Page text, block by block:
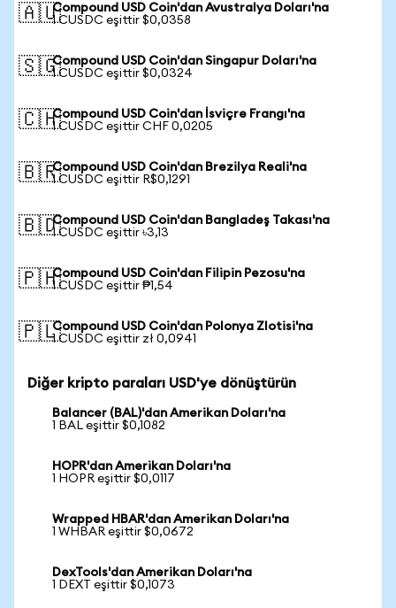
🇦🇺Compound USD Coin'dan Avustralya Doları'na
1 CUSDC eşittir $0,0358
🇸🇬Compound USD Coin'dan Singapur Doları'na
1 CUSDC eşittir $0,0324
🇨🇭Compound USD Coin'dan İsviçre Frangı'na
1 CUSDC eşittir CHF 0,0205
🇧🇷Compound USD Coin'dan Brezilya Reali'na
1 CUSDC eşittir R$0,1291
🇧🇩Compound USD Coin'dan Bangladeş Takası'na
1 CUSDC eşittir ৳3,13
🇵🇭Compound USD Coin'dan Filipin Pezosu'na
1 CUSDC eşittir ₱1,54
🇵🇱Compound USD Coin'dan Polonya Zlotisi'na
1 CUSDC eşittir zł 0,0941
Diğer kripto paraları USD'ye dönüştürün
Balancer (BAL)'dan Amerikan Doları'na
1 BAL eşittir $0,1082
HOPR'dan Amerikan Doları'na
1 HOPR eşittir $0,0117
Wrapped HBAR'dan Amerikan Doları'na
1 WHBAR eşittir $0,0672
DexTools'dan Amerikan Doları'na
1 DEXT eşittir $0,1073